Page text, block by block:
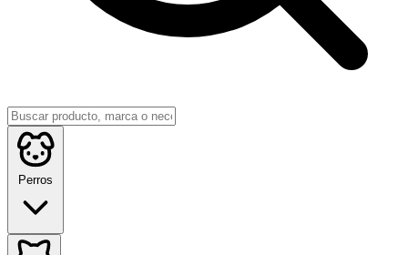
Perros